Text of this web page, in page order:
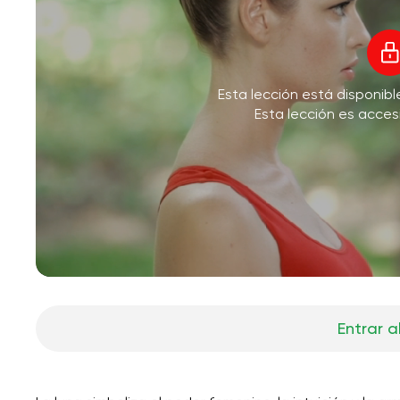
Esta lección está
Esta lección es
Entrar